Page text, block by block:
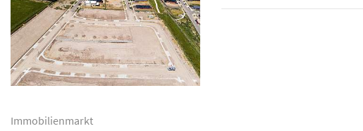
Immobilienmarkt